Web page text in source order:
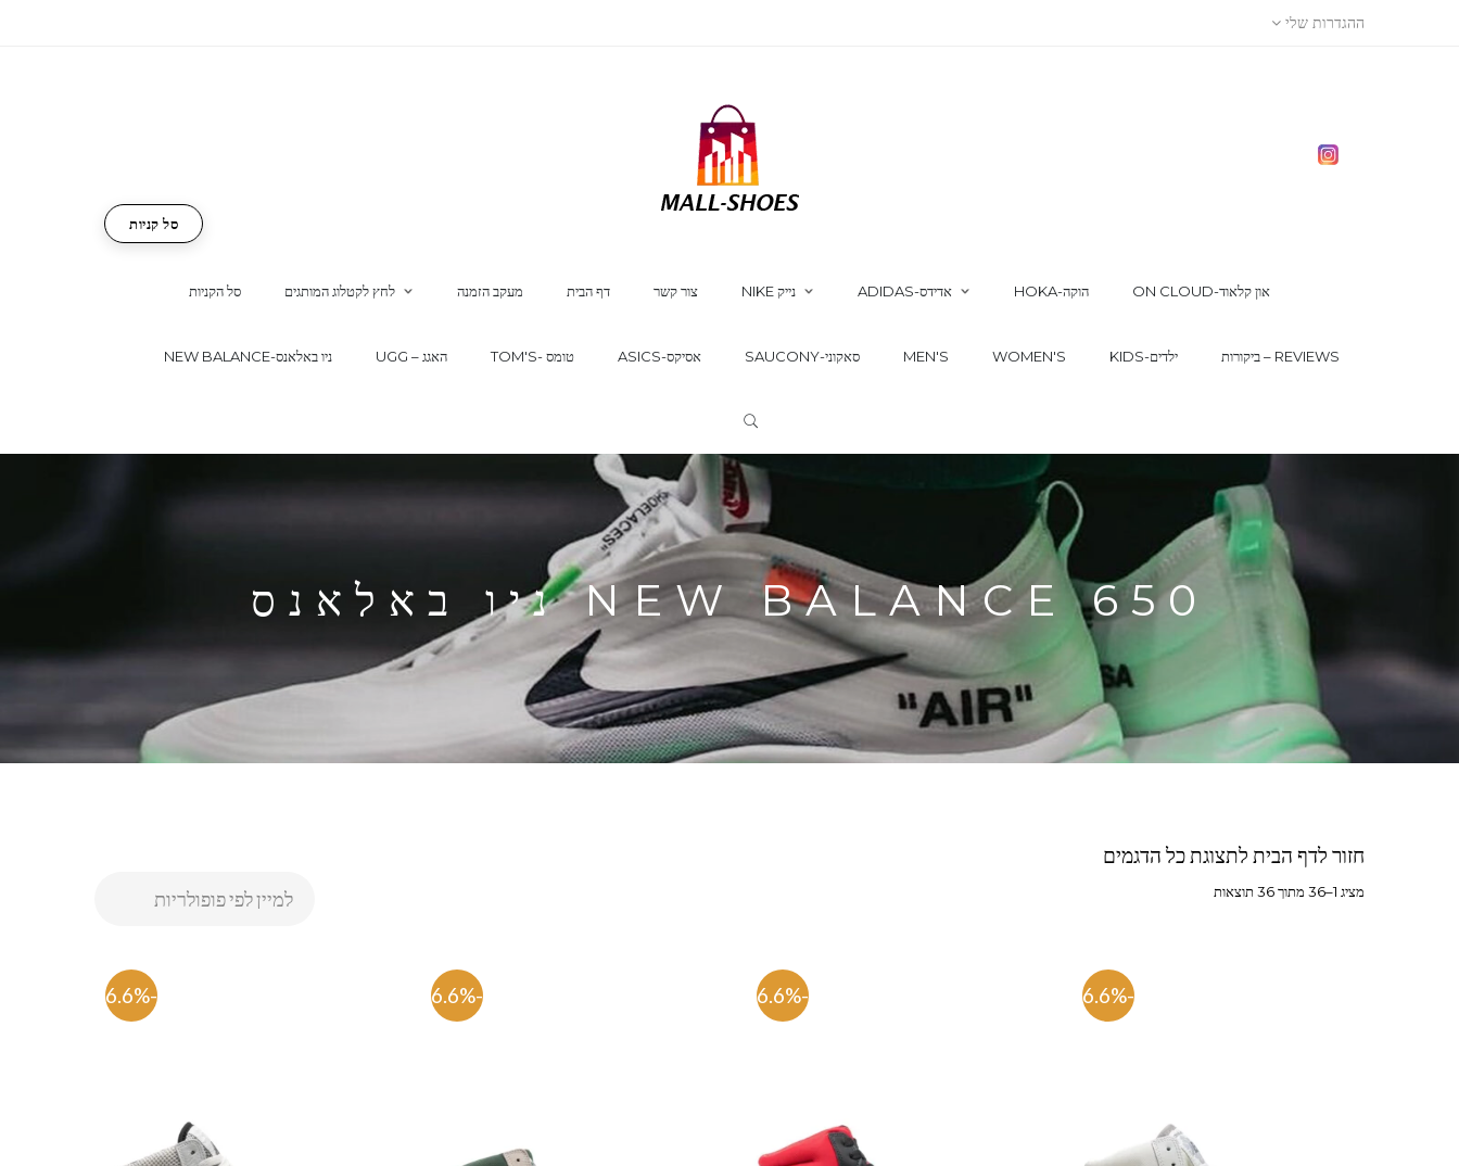
ההגדרות שלי
סל הקניות לחץ לקטלוג המותגים מעקב הזמנה דף הבית צור קשר NIKE נייק ADIDAS-אדידס HOKA-הוקה ON CLOUD-און קלאוד
NEW BALANCE-ניו באלאנס UGG – האגג TOM'S- טומס ASICS-אסיקס SAUCONY-סאקוני MEN'S WOMEN'S KIDS-ילדים ביקורות – REVIEWS
סל קניות
NEW BALANCE 650 ניו באלאנס
חזור לדף הבית לתצוגת כל הדגמים
מציג 1–36 מתוך 36 תוצאות
-56.6% -56.6% -56.6% -56.6%